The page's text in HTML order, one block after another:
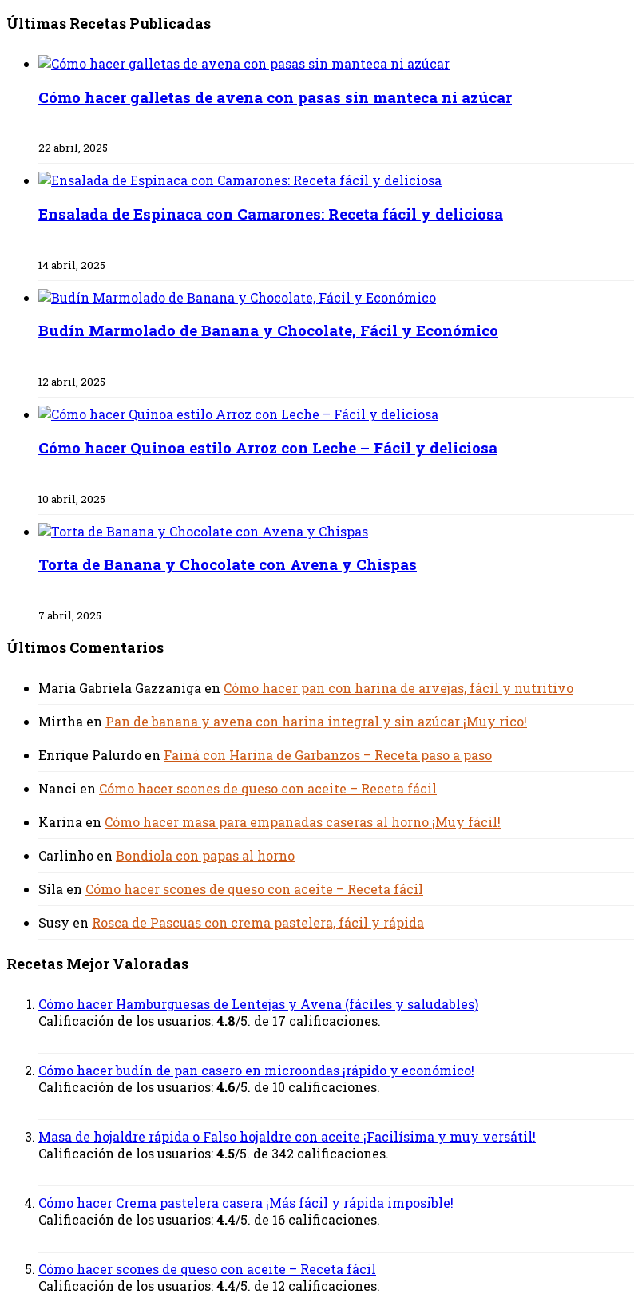
Últimas Recetas Publicadas
Cómo hacer galletas de avena con pasas sin manteca ni azúcar
22 abril, 2025
Ensalada de Espinaca con Camarones: Receta fácil y deliciosa
14 abril, 2025
Budín Marmolado de Banana y Chocolate, Fácil y Económico
12 abril, 2025
Cómo hacer Quinoa estilo Arroz con Leche – Fácil y deliciosa
10 abril, 2025
Torta de Banana y Chocolate con Avena y Chispas
7 abril, 2025
Últimos Comentarios
Maria Gabriela Gazzaniga en Cómo hacer pan con harina de arvejas, fácil y nutritivo
Mirtha en Pan de banana y avena con harina integral y sin azúcar ¡Muy rico!
Enrique Palurdo en Fainá con Harina de Garbanzos – Receta paso a paso
Nanci en Cómo hacer scones de queso con aceite – Receta fácil
Karina en Cómo hacer masa para empanadas caseras al horno ¡Muy fácil!
Carlinho en Bondiola con papas al horno
Sila en Cómo hacer scones de queso con aceite – Receta fácil
Susy en Rosca de Pascuas con crema pastelera, fácil y rápida
Recetas Mejor Valoradas
Cómo hacer Hamburguesas de Lentejas y Avena (fáciles y saludables)
Calificación de los usuarios:4.8/5. de 17 calificaciones.
Cómo hacer budín de pan casero en microondas ¡rápido y económico!
Calificación de los usuarios:4.6/5. de 10 calificaciones.
Masa de hojaldre rápida o Falso hojaldre con aceite ¡Facilísima y muy versátil!
Calificación de los usuarios:4.5/5. de 342 calificaciones.
Cómo hacer Crema pastelera casera ¡Más fácil y rápida imposible!
Calificación de los usuarios:4.4/5. de 16 calificaciones.
Cómo hacer scones de queso con aceite – Receta fácil
Calificación de los usuarios:4.4/5. de 12 calificaciones.